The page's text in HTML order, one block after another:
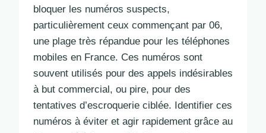
bloquer les numéros suspects,
particulièrement ceux commençant par 06,
une plage très répandue pour les téléphones
mobiles en France. Ces numéros sont
souvent utilisés pour des appels indésirables
à but commercial, ou pire, pour des
tentatives d’escroquerie ciblée. Identifier ces
numéros à éviter et agir rapidement grâce au